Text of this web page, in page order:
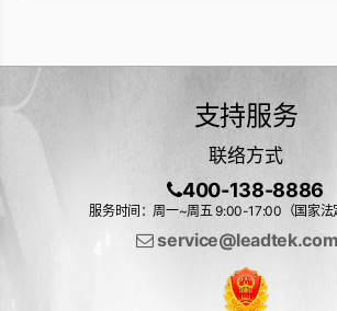
支持服务
联络方式
400-138-8886
服务时间：周一~周五 9:00-17:00（国家法